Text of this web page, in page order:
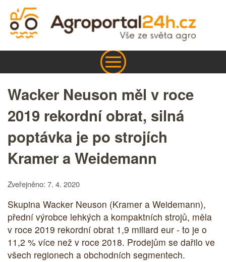
Wacker Neuson měl v roce
2019 rekordní obrat, silná
poptávka je po strojích
Kramer a Weidemann
Zveřejněno: 7. 4. 2020
Skupina Wacker Neuson (Kramer a Weidemann),
přední výrobce lehkých a kompaktních strojů, měla
v roce 2019 rekordní obrat 1,9 miliard eur - to je o
11,2 % více než v roce 2018. Prodejům se dařilo ve
všech regionech a obchodních segmentech.